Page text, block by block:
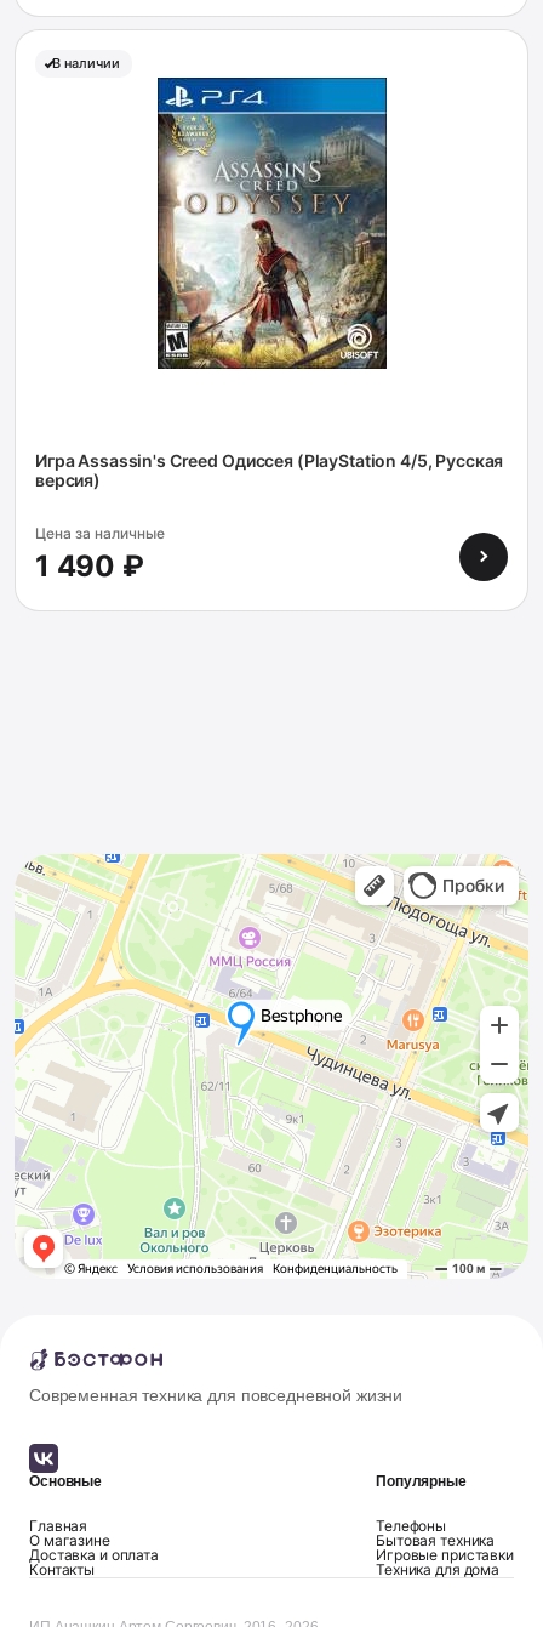
В наличии
Игра Assassin's Creed Одиссея (PlayStation 4/5, Русская
версия)
Цена за наличные
1 490 ₽
Современная техника для повседневной жизни
Основные
Главная
О магазине
Доставка и оплата
Контакты
Популярные
Телефоны
Бытовая техника
Игровые приставки
Техника для дома